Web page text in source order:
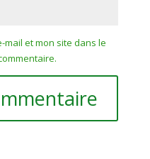
mail et mon site dans le